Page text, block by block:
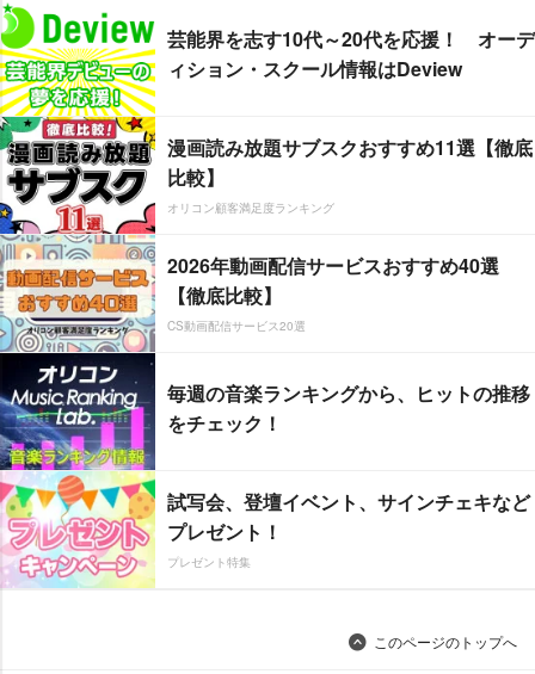
芸能界を志す10代～20代を応援！ オーデ
ィション・スクール情報はDeview
漫画読み放題サブスクおすすめ11選【徹底
比較】
オリコン顧客満足度ランキング
2026年動画配信サービスおすすめ40選
【徹底比較】
CS動画配信サービス20選
毎週の音楽ランキングから、ヒットの推移
をチェック！
試写会、登壇イベント、サインチェキなど
プレゼント！
プレゼント特集
このページのトップへ